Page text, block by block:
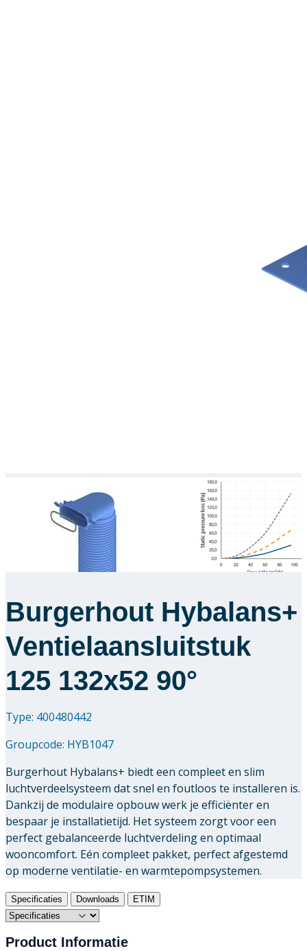
Burgerhout Hybalans+
Ventielaansluitstuk
125 132x52 90°
Type: 400480442
Groupcode: HYB1047
Burgerhout Hybalans+ biedt een compleet en slim
luchtverdeelsysteem dat snel en foutloos te installeren is.
Dankzij de modulaire opbouw werk je efficiënter en
bespaar je installatietijd. Het systeem zorgt voor een
perfect gebalanceerde luchtverdeling en optimaal
wooncomfort. Eén compleet pakket, perfect afgestemd
op moderne ventilatie- en warmtepompsystemen.
Specificaties Downloads ETIM
Product Informatie